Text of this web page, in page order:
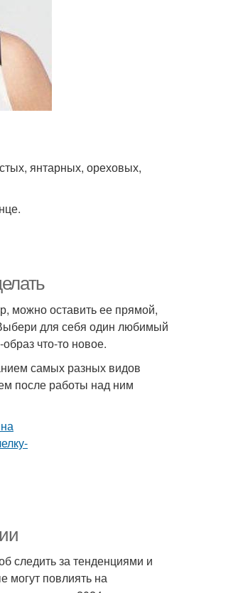
янтарных, ореховых,
можно оставить ее прямой,
для себя один любимый
что-то новое.
самых разных видов
после работы над ним
следить за тенденциями и
могут повлиять на